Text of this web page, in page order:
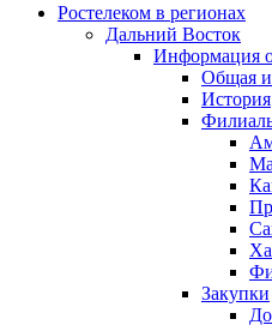
Ростелеком в регионах
Дальний Восток
Информация
Общая
История
Закупки